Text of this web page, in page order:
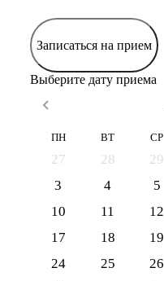
Записаться на прием
Выберите дату приема
ПН ВТ СР
27 28 29
3
4 5
10
11 12
17
18 19
24
25 26